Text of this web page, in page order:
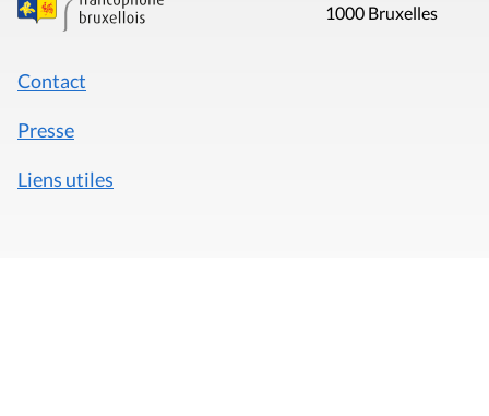
1000 Bruxelles
Contact
Presse
Liens utiles